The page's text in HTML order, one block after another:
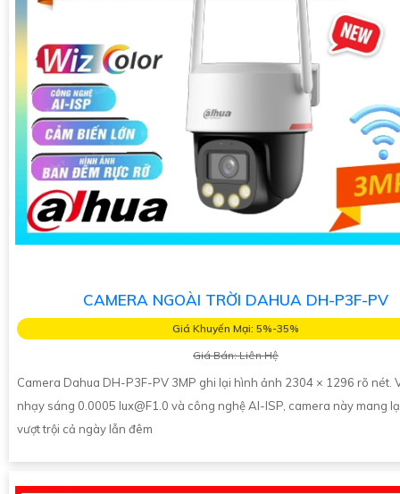
CAMERA NGOÀI TRỜI DAHUA DH-P3F-PV
Giá Khuyến Mại: 5%-35%
Giá Bán: Liên Hệ
Camera Dahua DH-P3F-PV 3MP ghi lại hình ảnh 2304 × 1296 rõ nét.
nhạy sáng 0.0005 lux@F1.0 và công nghệ AI-ISP, camera này mang
vượt trội cả ngày lẫn đêm